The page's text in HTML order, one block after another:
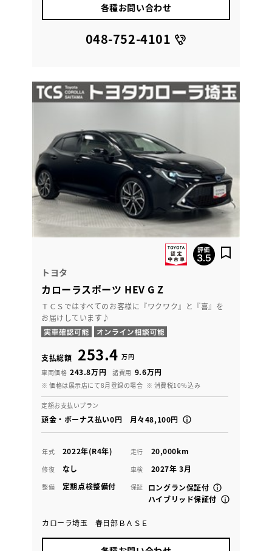
各種お問い合わせ
048-752-4101
トヨタ
カローラスポーツ HEV G Z
ＴＣＳではすべてのお客様に『ワクワク』と『喜』を
お届けしています♪
支払総額 253.4 万円
車両価格 243.8万円 諸費用 9.6万円
※ 価格は展示店にて8月登録の場合 ※ 消費税10％込み
定額お支払いプラン
頭金・ボーナス払い0円 月々48,100円
年式 2022年(R4年) 走行 20,000km
修復 なし 車検 2027年 3月
整備 定期点検整備付 保証
ロングラン保証付
ハイブリッド保証付
カローラ埼玉 春日部ＢＡＳＥ